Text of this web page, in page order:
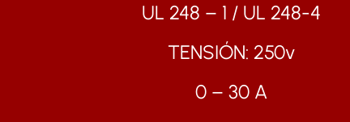
UL 248 – 1 / UL 248-4
TENSIÓN: 250v
0 – 30 A